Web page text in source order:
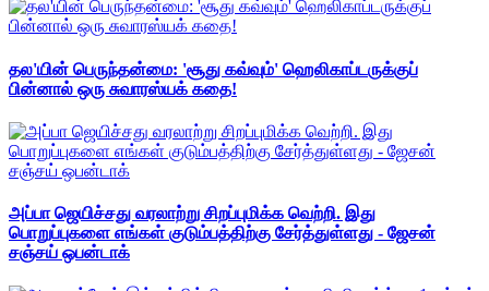
தல'யின் பெருந்தன்மை: 'சூது கவ்வும்' ஹெலிகாப்டருக்குப்
பின்னால் ஒரு சுவாரஸ்யக் கதை!
அப்பா ஜெயிச்சது வரலாற்று சிறப்புமிக்க வெற்றி. இது
பொறுப்புகளை எங்கள் குடும்பத்திற்கு சேர்த்துள்ளது - ஜேசன்
சஞ்சய் ஒபன்டாக்